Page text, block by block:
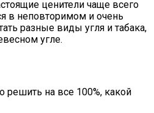
ценители чаще всего
в неповторимом и очень
разные виды угля и табака,
угле.
решить на все 100%, какой